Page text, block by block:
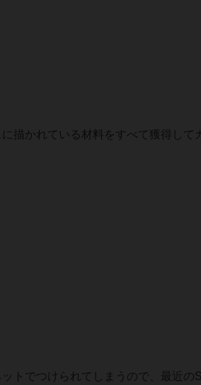
描かれている材料をすべて獲得して
トでつけられてしまうので、最近の